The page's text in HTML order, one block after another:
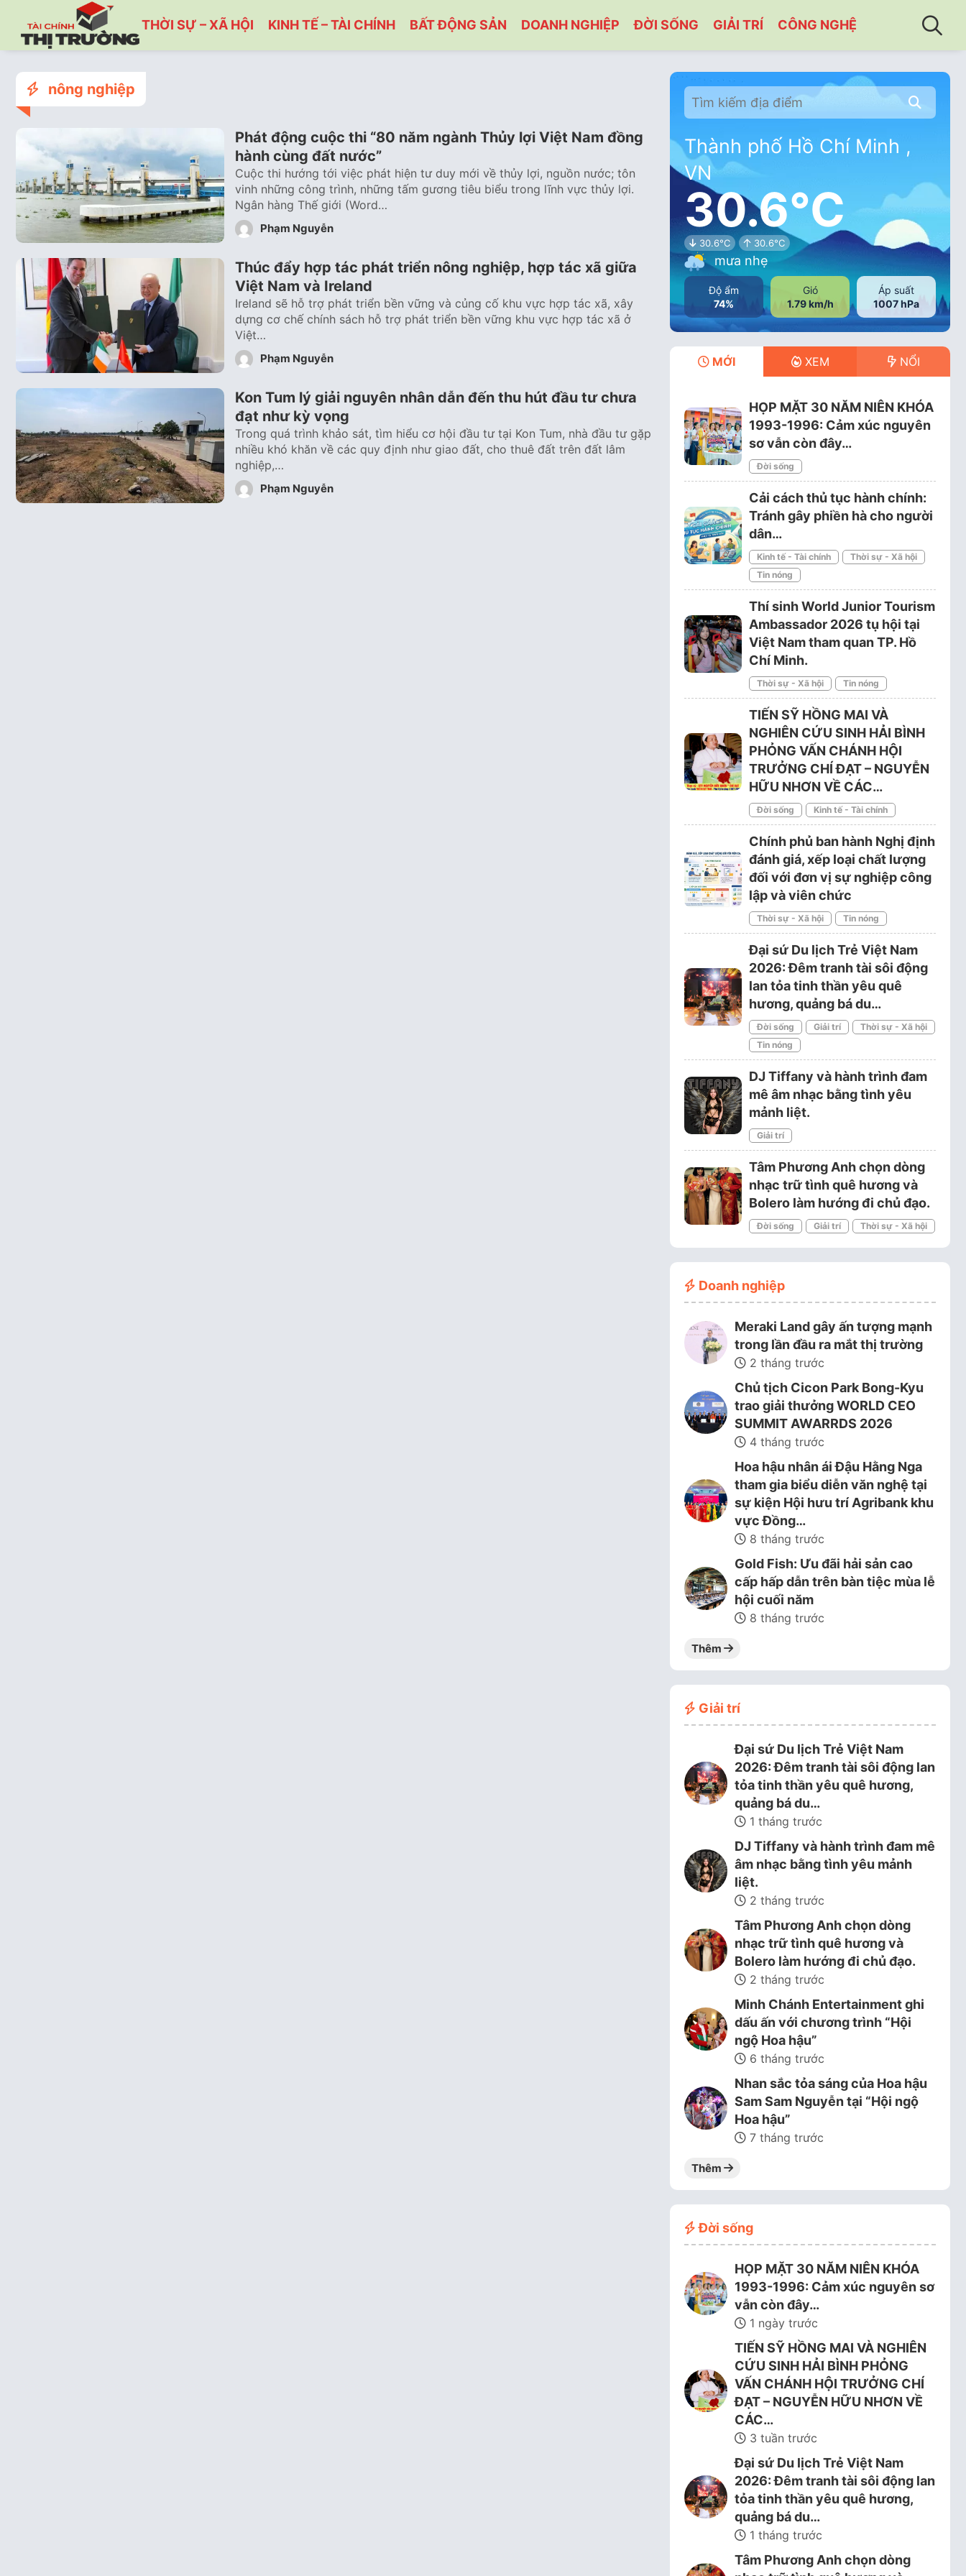
THỜI SỰ – XÃ HỘI KINH TẾ – TÀI CHÍNH BẤT ĐỘNG SẢN DOANH NGHIỆP ĐỜI SỐNG GIẢI TRÍ CÔNG NGHỆ
nông nghiệp
Phát động cuộc thi “80 năm ngành Thủy lợi Việt Nam đồng
hành cùng đất nước”
Cuộc thi hướng tới việc phát hiện tư duy mới về thủy lợi, nguồn nước; tôn
vinh những công trình, những tấm gương tiêu biểu trong lĩnh vực thủy lợi.
Ngân hàng Thế giới (Word…
Phạm Nguyễn
Thúc đẩy hợp tác phát triển nông nghiệp, hợp tác xã giữa
Việt Nam và Ireland
Ireland sẽ hỗ trợ phát triển bền vững và củng cố khu vực hợp tác xã, xây
dựng cơ chế chính sách hỗ trợ phát triển bền vững khu vực hợp tác xã ở
Việt…
Phạm Nguyễn
Kon Tum lý giải nguyên nhân dẫn đến thu hút đầu tư chưa
đạt như kỳ vọng
Trong quá trình khảo sát, tìm hiểu cơ hội đầu tư tại Kon Tum, nhà đầu tư gặp
nhiều khó khăn về các quy định như giao đất, cho thuê đất trên đất lâm
nghiệp,…
Phạm Nguyễn
Thành phố Hồ Chí Minh ,
VN
30.6°C
30.6°C 30.6°C
mưa nhẹ
Độ ẩm
74%
Gió
1.79 km/h
Áp suất
1007 hPa
MỚI XEM NỔI
HỌP MẶT 30 NĂM NIÊN KHÓA
1993-1996: Cảm xúc nguyên
sơ vẫn còn đây…
Đời sống
Cải cách thủ tục hành chính:
Tránh gây phiền hà cho người
dân…
Kinh tế - Tài chính
Thời sự - Xã hội
Tin nóng
Thí sinh World Junior Tourism
Ambassador 2026 tụ hội tại
Việt Nam tham quan TP. Hồ
Chí Minh.
Thời sự - Xã hội Tin nóng
TIẾN SỸ HỒNG MAI VÀ
NGHIÊN CỨU SINH HẢI BÌNH
PHỎNG VẤN CHÁNH HỘI
TRƯỞNG CHÍ ĐẠT – NGUYỄN
HỮU NHƠN VỀ CÁC…
Đời sống Kinh tế - Tài chính
Chính phủ ban hành Nghị định
đánh giá, xếp loại chất lượng
đối với đơn vị sự nghiệp công
lập và viên chức
Thời sự - Xã hội Tin nóng
Đại sứ Du lịch Trẻ Việt Nam
2026: Đêm tranh tài sôi động
lan tỏa tinh thần yêu quê
hương, quảng bá du…
Đời sống Giải trí
Thời sự - Xã hội
Tin nóng
DJ Tiffany và hành trình đam
mê âm nhạc bằng tình yêu
mảnh liệt.
Giải trí
Tâm Phương Anh chọn dòng
nhạc trữ tình quê hương và
Bolero làm hướng đi chủ đạo.
Đời sống Giải trí Thời sự - Xã hội
Doanh nghiệp
Meraki Land gây ấn tượng mạnh
trong lần đầu ra mắt thị trường
2 tháng trước
Chủ tịch Cicon Park Bong-Kyu
trao giải thưởng WORLD CEO
SUMMIT AWARRDS 2026
4 tháng trước
Hoa hậu nhân ái Đậu Hằng Nga
tham gia biểu diễn văn nghệ tại
sự kiện Hội hưu trí Agribank khu
vực Đồng…
8 tháng trước
Gold Fish: Ưu đãi hải sản cao
cấp hấp dẫn trên bàn tiệc mùa lễ
hội cuối năm
8 tháng trước
Thêm
Giải trí
Đại sứ Du lịch Trẻ Việt Nam
2026: Đêm tranh tài sôi động lan
tỏa tinh thần yêu quê hương,
quảng bá du…
1 tháng trước
DJ Tiffany và hành trình đam mê
âm nhạc bằng tình yêu mảnh
liệt.
2 tháng trước
Tâm Phương Anh chọn dòng
nhạc trữ tình quê hương và
Bolero làm hướng đi chủ đạo.
2 tháng trước
Minh Chánh Entertainment ghi
dấu ấn với chương trình “Hội
ngộ Hoa hậu”
6 tháng trước
Nhan sắc tỏa sáng của Hoa hậu
Sam Sam Nguyễn tại “Hội ngộ
Hoa hậu”
7 tháng trước
Thêm
Đời sống
HỌP MẶT 30 NĂM NIÊN KHÓA
1993-1996: Cảm xúc nguyên sơ
vẫn còn đây…
1 ngày trước
TIẾN SỸ HỒNG MAI VÀ NGHIÊN
CỨU SINH HẢI BÌNH PHỎNG
VẤN CHÁNH HỘI TRƯỞNG CHÍ
ĐẠT – NGUYỄN HỮU NHƠN VỀ
CÁC…
3 tuần trước
Đại sứ Du lịch Trẻ Việt Nam
2026: Đêm tranh tài sôi động lan
tỏa tinh thần yêu quê hương,
quảng bá du…
1 tháng trước
Tâm Phương Anh chọn dòng